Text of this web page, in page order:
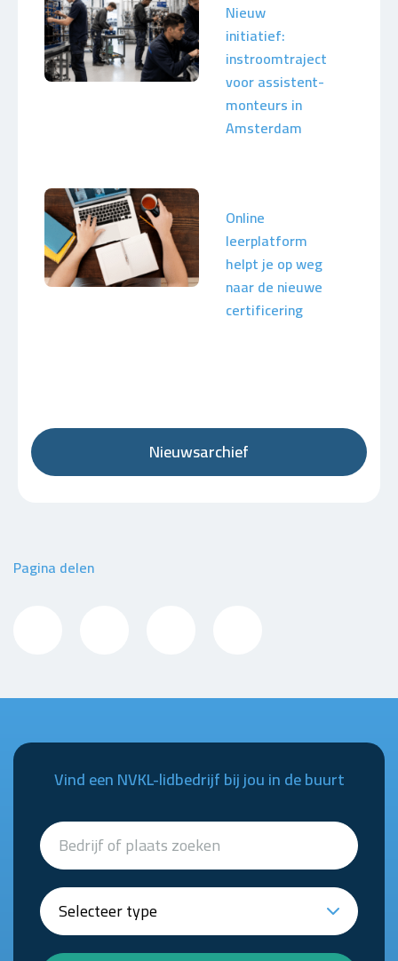
Nieuw
initiatief:
instroomtraject
voor assistent-
monteurs in
Amsterdam
Online
leerplatform
helpt je op weg
naar de nieuwe
certificering
Nieuwsarchief
Pagina delen
Vind een NVKL-lidbedrijf bij jou in de buurt